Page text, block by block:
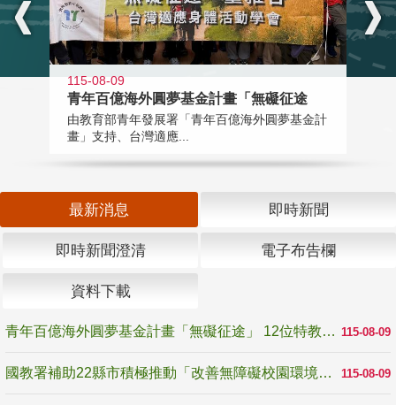
115-08-09
青年百億海外圓夢基金計畫「無礙征途
由教育部青年發展署「青年百億海外圓夢基金計
畫」支持、台灣適應...
最新消息 即時新聞
即時新聞澄清 電子布告欄
資料下載
115-08-09
青年百億海外圓夢基金計畫「無礙征途」 12位特教與弱勢青年勇闖西班牙 跨越感官限制見證生命蛻變
115-08-09
國教署補助22縣市積極推動「改善無障礙校園環境計畫」 打造友善、安全、無礙學習空間